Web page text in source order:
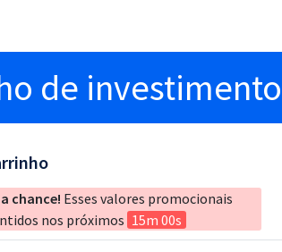
de investimento
chance! Esses valores promocionais
nos próximos 15m 00s